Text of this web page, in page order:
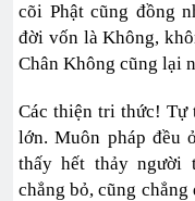
cõi Phật cũng đồng
đời vốn là Không,
Chân Không cũng lại
Các thiện tri thức! Tự
lớn. Muôn pháp đều
thấy hết thảy người
chẳng bỏ, cũng